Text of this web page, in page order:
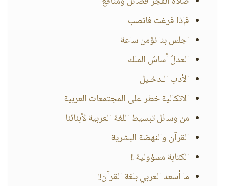
فإذا فرغت فانصب
اجلس بنا نؤمن ساعة
العدلُ أساسُ الملك
الأدب الـدخـيل
الاتكالية خطر على المجتمعات العربية
من وسائل تبسيط اللغة العربية لأبنائنا
القرآن والنهضة البشرية
الكتابة مسؤولية !!
ما أسعد العربي بلغة القرآن!!